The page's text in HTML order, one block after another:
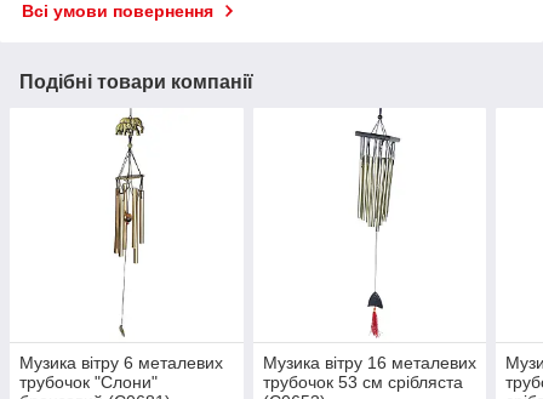
Всі умови повернення
Подібні товари компанії
Музика вітру 6 металевих
трубочок "Слони"
Музика вітру 16 металевих
трубочок 53 см срібляста